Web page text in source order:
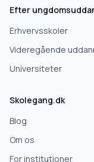
Efter
Erhvervsskoler
Videregående
Universiteter
Skolegang.dk
Blog
Om os
For institutioner